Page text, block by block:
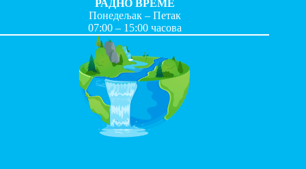
РАДНО ВРЕМЕ
Понедељак – Петак
07:00 – 15:00 часова